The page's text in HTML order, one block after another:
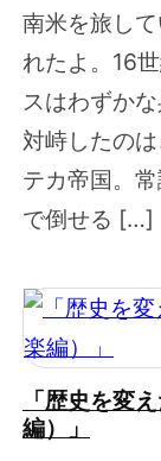
南米を旅し
れたよ。16
スはわずか
対峙したの
テカ帝国。
で倒せる […]
「歴史を変
編）」